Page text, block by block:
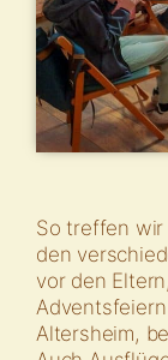
So treffen wir
den
vor den
Altersheim,